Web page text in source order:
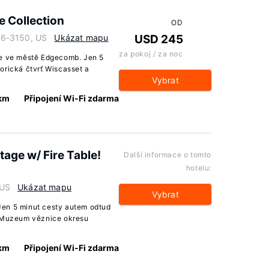
Collection
3150, US Ukázat mapu
ve městě Edgecomb. Jen 5
čtvrť Wiscasset a
Připojení Wi-Fi zdarma
OD
USD 245
za pokoj / za noc
Vybrat
w/ Fire Table!
Ukázat mapu
5 minut cesty autem odtud
věznice okresu
Připojení Wi-Fi zdarma
Další informace o tomto
hotelu:
Vybrat